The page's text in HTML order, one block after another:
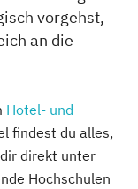
vorgehst,
an die
Hotel- und
findest du alles,
direkt unter
Hochschulen